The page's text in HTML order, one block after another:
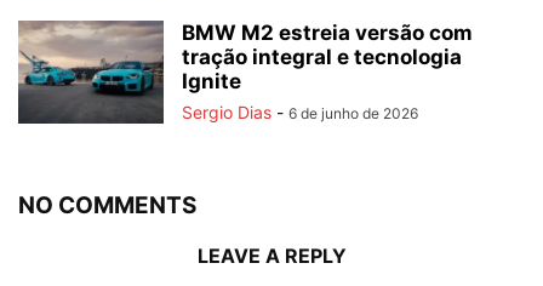
BMW M2 estreia versão com
tração integral e tecnologia
Ignite
Sergio Dias - 6 de junho de 2026
NO COMMENTS
LEAVE A REPLY